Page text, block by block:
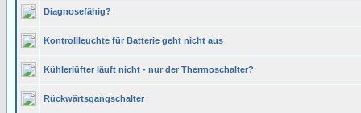
Diagnosefähig?
Kontrollleuchte für Batterie geht nicht aus
Kühlerlüfter läuft nicht - nur der Thermoschalter?
Rückwärtsgangschalter